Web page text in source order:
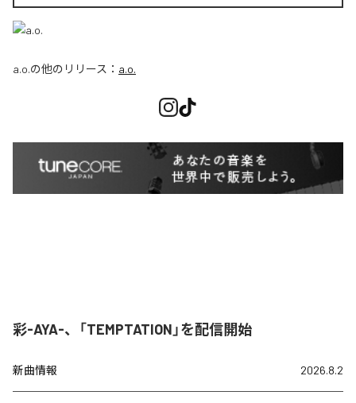
a.o.の他のリリース： a.o.
彩-AYA-、「TEMPTATION」を配信開始
新曲情報 2026.8.2